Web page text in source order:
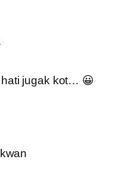
hati jugak kot… 😀